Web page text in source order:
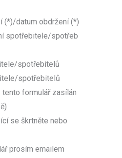
(*)/datum obdržení (*)
spotřebitele/spotřeb
spotřebitelů
spotřebitelů
formulář zasílán
se škrtněte nebo
prosím emailem